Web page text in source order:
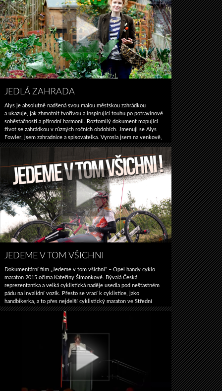
JEDLÁ ZAHRADA
Alys je absolutně nadšená svou malou městskou zahrádkou
a ukazuje, jak zhmotnit tvořivou a inspirující touhu po potravinové
soběstačnosti a přírodní harmonii. Roztomilý dokument mapující
život se zahrádkou v různých ročních obdobích. Jmenuji se Alys
Fowler, jsem zahradnice a spisovatelka. Vyrosla jsem na venkově,
ale teď žiji s manželem ve městě. Radost mi dělají jednoduché věci,
moje slepičky a doma vypěstované potraviny. …
Pokračování textu
Jedlá
zahrada
JEDEME V TOM VŠICHNI
Dokumentární film „Jedeme v tom všichni“ – Opel handy cyklo
maraton 2015 očima Kateřiny Šimonkové. Bývalá Česká
reprezentantka a velká cyklistická naděje usedla pod nešťastném
pádu na invalidní vozík. Přesto se vrací k cyklistice, jako
handbikerka, a to přes nejdelší cyklistický maraton ve Střední
Evropě Opel handy ckylo maraton! Projekt Cesta za snem
Související videa Návrat ke kořenům STEPS Kripl …